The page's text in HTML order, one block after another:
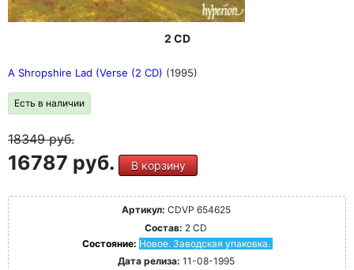
2 CD
A Shropshire Lad (Verse (2 CD) (1995)
Есть в наличии
18349руб.
16787 руб. В корзину
Артикул: CDVP 654625
Состав: 2 CD
Состояние: Новое. Заводская упаковка.
Дата релиза: 11-08-1995